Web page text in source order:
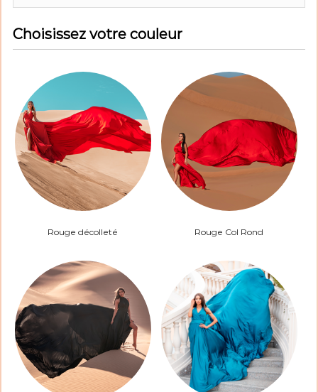
Choisissez votre couleur
Couleur
Robe *
Rouge décolleté Rouge Col Rond